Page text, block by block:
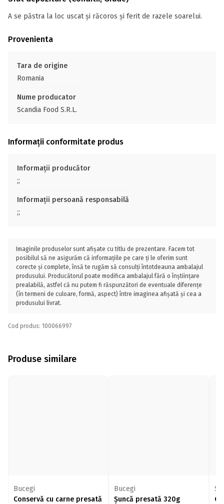
A se păstra la loc uscat și răcoros și ferit de razele soarelui.
Provenienta
Tara de origine
Romania
Nume producator
Scandia Food S.R.L.
Informații conformitate produs
Informații producător
;;
Informații persoană responsabilă
;;
Imaginile produselor sunt afișate cu titlu de prezentare. Facem tot
posibilul să ne asigurăm că informațiile pe care ți le oferim sunt
corecte și complete, însă te rugăm să consulți întotdeauna ambalajul
produsului. Producătorul poate modifica ambalajul fără o înștiințare
prealabilă, astfel că nu putem fi răspunzători de eventuale diferențe
(în termeni de culoare, formă, aspect) între imaginea afișată și cea a
produsului livrat.
Cod produs: 100066997
Produse similare
Bucegi
Conservă cu carne presată
Bucegi
Șuncă presată 320g